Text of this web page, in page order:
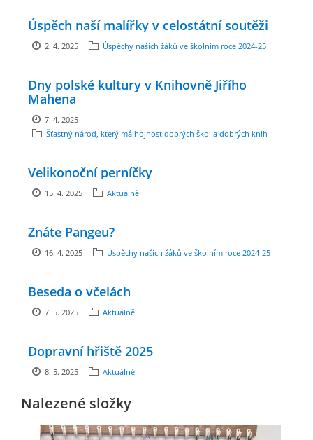
organizace, IČ: 70994099
PSČ 664 84
Škola: 546 453 183, mobil 739 666 402, Družina: 732 246 380, Jídelna:
© 2026 eStránky.cz
Úspěch naší malířky v celostátní soutěži
2. 4. 2025 Úspěchy našich žáků ve školním roce 2024-25
Dny polské kultury v Knihovně Jiřího
Mahena
7. 4. 2025
Šťastný národ, který má hojnost dobrých škol a dobrých knih
Velikonoční perníčky
15. 4. 2025 Aktuálně
Znáte Pangeu?
16. 4. 2025 Úspěchy našich žáků ve školním roce 2024-25
Beseda o včelách
7. 5. 2025 Aktuálně
Dopravní hřiště 2025
8. 5. 2025 Aktuálně
Nalezené složky